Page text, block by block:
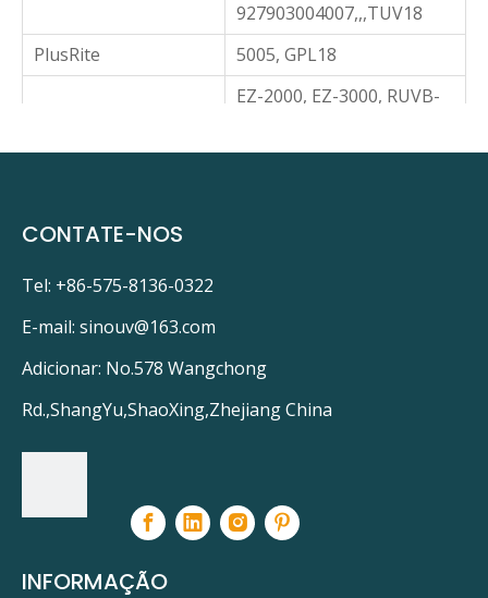
927903004007,,,TUV18
PlusRite
5005, GPL18
EZ-2000, EZ-3000, RUVB-
Sankyo Denki
Ultravação
LPPP0001,,,,,,
Ushio
3000324, GPL18K
em um:
CONTATE-NOS
Tel: +86-575-8136-0322
E-mail: sinouv@163.com
Adicionar: No.578 Wangchong
Rd.,ShangYu,ShaoXing,Zhejiang China
INFORMAÇÃO